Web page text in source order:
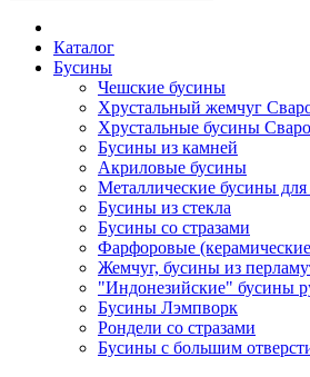
Каталог
Бусины
Чешские бусины
Хрустальный жемчуг
Хрустальные бусины
Бусины из камней
Акриловые бусины
Металлические бусины
Бусины из стекла
Бусины со стразами
Фарфоровые
Жемчуг, бусины из
"Индонезийские" бусины
Бусины Лэмпворк
Рондели со стразами
Бусины с большим